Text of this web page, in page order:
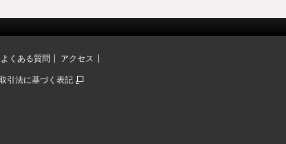
よくある質問 アクセス
引法に基づく表記